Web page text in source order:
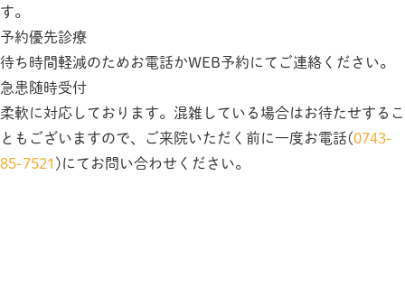
す。
予約優先診療
待ち時間軽減のためお電話かWEB予約にてご連絡ください。
急患随時受付
柔軟に対応しております。混雑している場合はお待たせするこ
ともございますので、ご来院いただく前に一度お電話(0743-
85-7521)にてお問い合わせください。